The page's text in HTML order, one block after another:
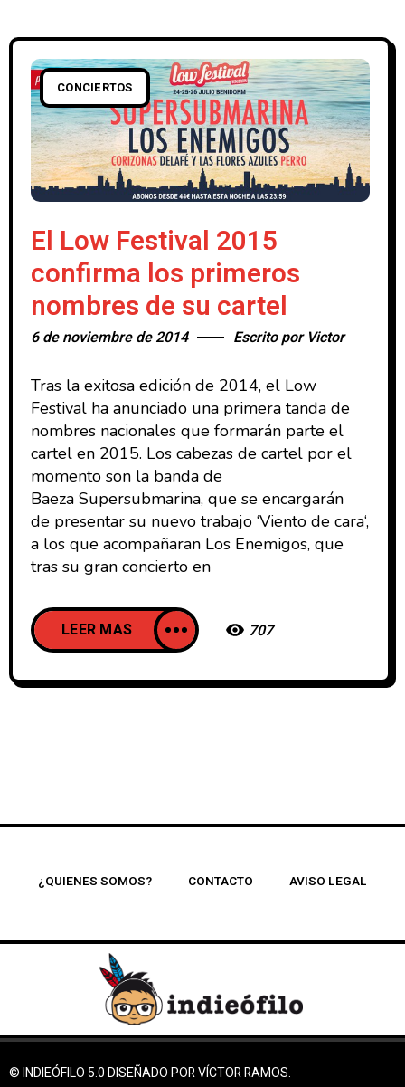
CONCIERTOS
El Low Festival 2015
confirma los primeros
nombres de su cartel
6 de noviembre de 2014 Escrito por Victor
Tras la exitosa edición de 2014, el Low
Festival ha anunciado una primera tanda de
nombres nacionales que formarán parte el
cartel en 2015. Los cabezas de cartel por el
momento son la banda de
Baeza Supersubmarina, que se encargarán
de presentar su nuevo trabajo ‘Viento de cara‘,
a los que acompañaran Los Enemigos, que
tras su gran concierto en
LEER MAS 707
¿QUIENES SOMOS? CONTACTO AVISO LEGAL
© INDIEÓFILO 5.0 DISEÑADO POR VÍCTOR RAMOS.